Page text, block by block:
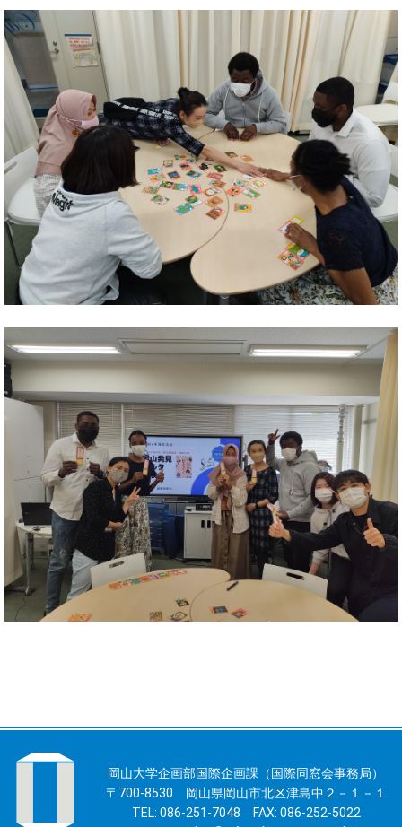
岡山大学企画部国際企画課（国際同窓会事務局）
〒700-8530 岡山県岡山市北区津島中２－１－１
TEL: 086-251-7048 FAX: 086-252-5022